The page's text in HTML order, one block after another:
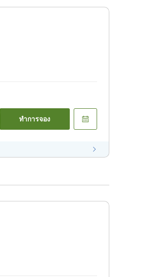
ทำการจอง